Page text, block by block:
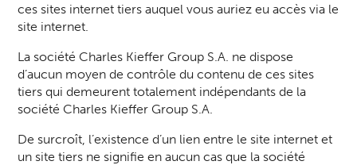
ces sites internet tiers auquel vous auriez eu accès via le
site internet.
La société Charles Kieffer Group S.A. ne dispose
d’aucun moyen de contrôle du contenu de ces sites
tiers qui demeurent totalement indépendants de la
société Charles Kieffer Group S.A.
De surcroît, l’existence d’un lien entre le site internet et
un site tiers ne signifie en aucun cas que la société